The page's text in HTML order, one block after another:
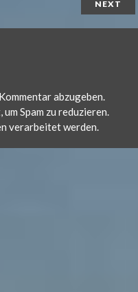
NEXT
abzugeben.
Spam zu reduzieren.
verarbeitet werden.